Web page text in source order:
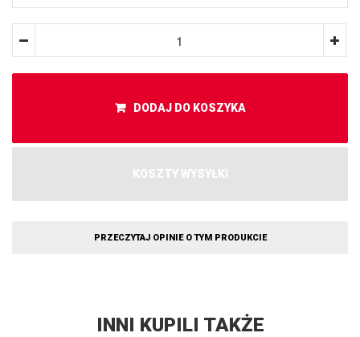
DODAJ DO KOSZYKA
KOSZTY WYSYŁKI
PRZECZYTAJ OPINIE O TYM PRODUKCIE
INNI KUPILI TAKŻE